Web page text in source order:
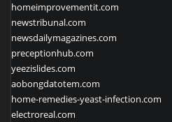
homeimprovementit.com
newstribunal.com
newsdailymagazines.com
preceptionhub.com
yeezislides.com
aobongdatotem.com
home-remedies-yeast-infection.com
electroreal.com